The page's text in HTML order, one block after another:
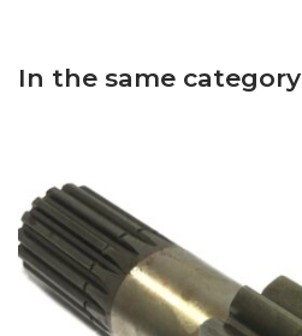
In the same category